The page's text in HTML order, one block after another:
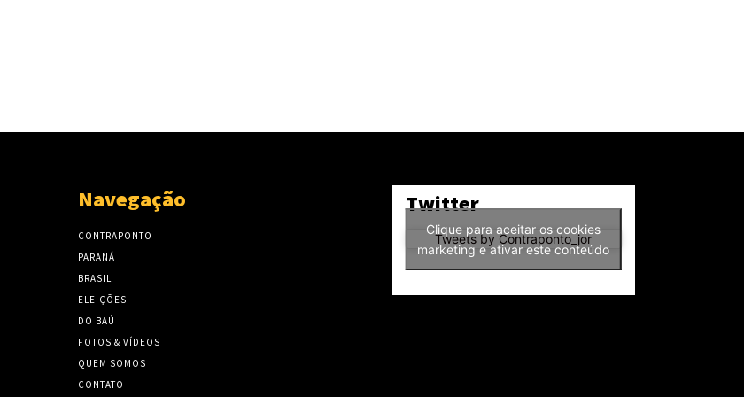
Navegação
CONTRAPONTO
PARANÁ
BRASIL
ELEIÇÕES
DO BAÚ
FOTOS & VÍDEOS
QUEM SOMOS
CONTATO
Twitter
Tweets by Contraponto_jor
Clique para aceitar os cookies
marketing e ativar este conteúdo